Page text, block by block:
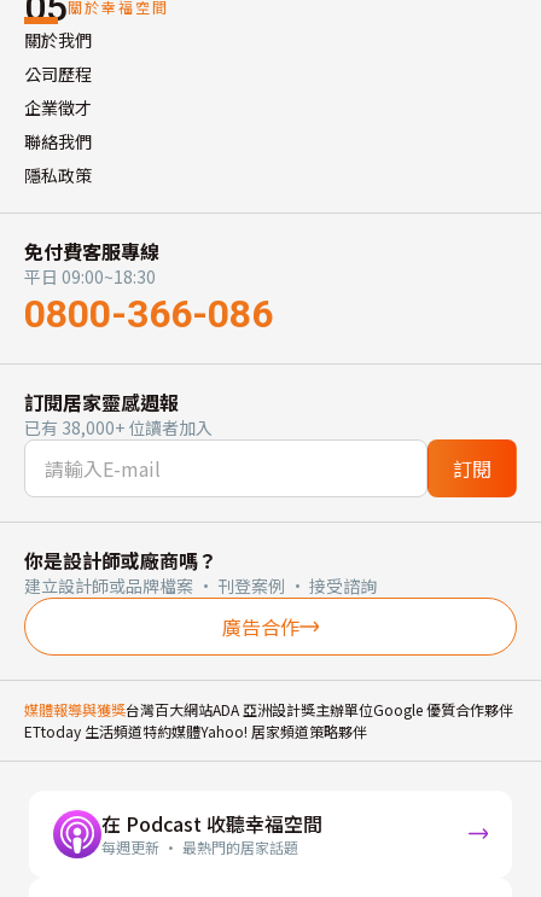
關於幸福空間
關於我們
公司歷程
企業徵才
聯絡我們
隱私政策
免付費客服專線
平日 09:00~18:30
0800-366-086
訂閱居家靈感週報
已有 38,000+ 位讀者加入
訂閱
你是設計師或廠商嗎？
建立設計師或品牌檔案 · 刊登案例 · 接受諮詢
廣告合作
媒體報導與獲獎台灣百大網站ADA 亞洲設計獎主辦單位Google 優質合作夥伴
ETtoday 生活頻道特約媒體Yahoo! 居家頻道策略夥伴
在 Podcast 收聽幸福空間
每週更新 · 最熱門的居家話題